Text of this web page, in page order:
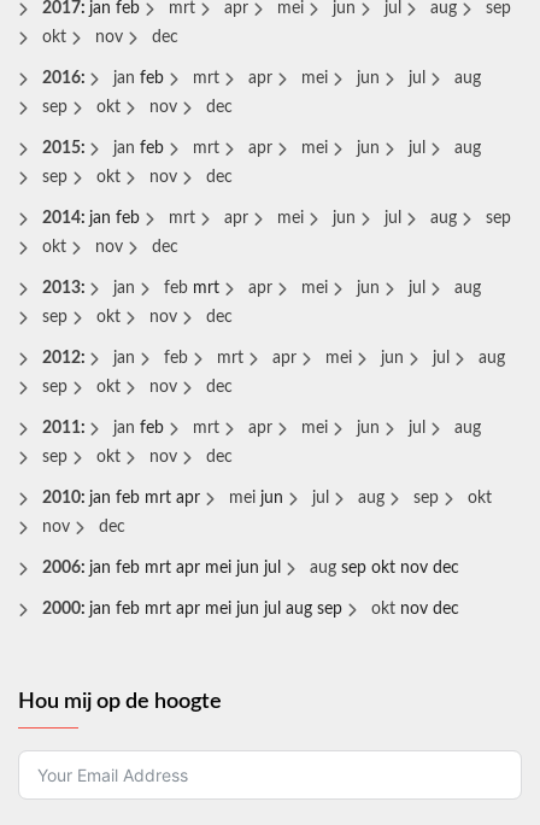
2017: jan feb mrt apr mei jun jul aug
sep
okt
nov dec
2016: jan feb mrt apr mei jun jul
aug
sep
okt nov dec
2015: jan feb mrt apr mei jun jul
aug
sep
okt nov dec
2014: jan feb mrt apr mei jun jul aug
sep
okt
nov dec
2013: jan feb mrt apr mei jun jul
aug
sep
okt nov dec
2012: jan feb mrt apr mei jun jul
aug
sep
okt nov dec
2011: jan feb mrt apr mei jun jul
aug
sep
okt nov dec
2010: jan feb mrt apr mei jun jul aug sep
okt
nov
dec
2006: jan feb mrt apr mei jun jul aug sep okt nov dec
2000: jan feb mrt apr mei jun jul aug sep okt nov dec
Hou mij op de hoogte